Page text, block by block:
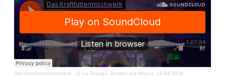
Das Kraftfuttermischwerk · @ La Grange, Bergen auf Rügen, 11.04.2026